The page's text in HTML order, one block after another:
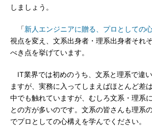
しましょう。
「新人エンジニアに贈る、プロとしての
視点を変え、文系出身者・理系出身者それ
べき点を挙げています。
IT業界では初めのうち、文系と理系で違
ますが、実務に入ってしまえばほとんど差
中でも触れていますが、むしろ文系・理系
との方が多いのです。文系の皆さんも理系
でプロとしての心構えを学んでください。